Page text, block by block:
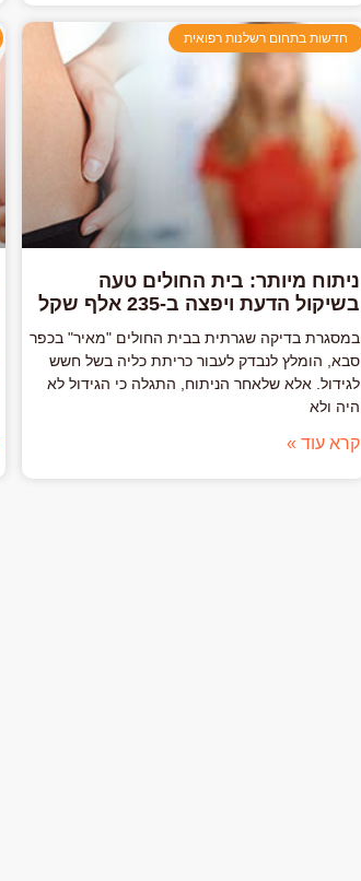
חדשות בתחום רשלנות רפואית
ניתוח מיותר: בית החולים טעה
בשיקול הדעת ויפצה ב-235 אלף שקל
במסגרת בדיקה שגרתית בבית החולים "מאיר" בכפר
סבא, הומלץ לנבדק לעבור כריתת כליה בשל חשש
לגידול. אלא שלאחר הניתוח, התגלה כי הגידול לא
היה ולא
קרא עוד »